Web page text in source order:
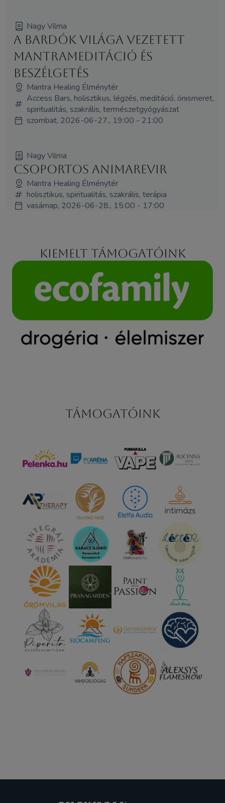
Nagy Vilma
A Bardók világa vezetett
mantrameditáció és
beszélgetés
Mantra Healing Élménytér
Access Bars, holisztikus, légzés, meditáció, önismeret,
spiritualitás, szakrális, természetgyógyászat
szombat, 2026-06-27., 19:00 - 21:00
Nagy Vilma
Csoportos Animarevir
Mantra Healing Élménytér
holisztikus, spiritualitás, szakrális, terápia
vasárnap, 2026-06-28., 15:00 - 17:00
Kiemelt támogatóink
Támogatóink